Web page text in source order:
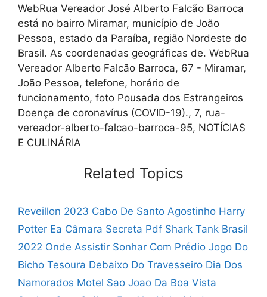
WebRua Vereador José Alberto Falcão Barroca
está no bairro Miramar, município de João
Pessoa, estado da Paraíba, região Nordeste do
Brasil. As coordenadas geográficas de. WebRua
Vereador Alberto Falcão Barroca, 67 - Miramar,
João Pessoa, telefone, horário de
funcionamento, foto Pousada dos Estrangeiros
Doença de coronavírus (COVID-19)., 7, rua-
vereador-alberto-falcao-barroca-95, NOTÍCIAS
E CULINÁRIA
Related Topics
Reveillon 2023 Cabo De Santo Agostinho Harry
Potter Ea Câmara Secreta Pdf Shark Tank Brasil
2022 Onde Assistir Sonhar Com Prédio Jogo Do
Bicho Tesoura Debaixo Do Travesseiro Dia Dos
Namorados Motel Sao Joao Da Boa Vista